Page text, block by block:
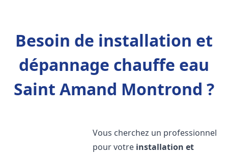
Besoin de installation et
dépannage chauffe eau
Saint Amand Montrond ?
Vous cherchez un professionnel
pour votre installation et